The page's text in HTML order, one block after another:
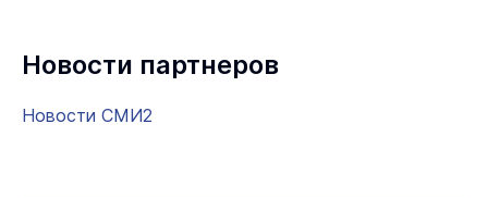
Новости партнеров
Новости СМИ2